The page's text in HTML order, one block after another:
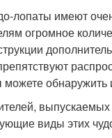
лопаты имеют
огромное
обнаружить
виды этих